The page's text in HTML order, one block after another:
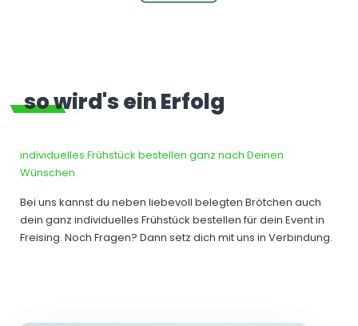
so wird's ein Erfolg
individuelles Frühstück bestellen ganz nach Deinen
Wünschen
Bei uns kannst du neben liebevoll belegten Brötchen auch
dein ganz individuelles Frühstück bestellen für dein Event in
Freising. Noch Fragen? Dann setz dich mit uns in Verbindung.